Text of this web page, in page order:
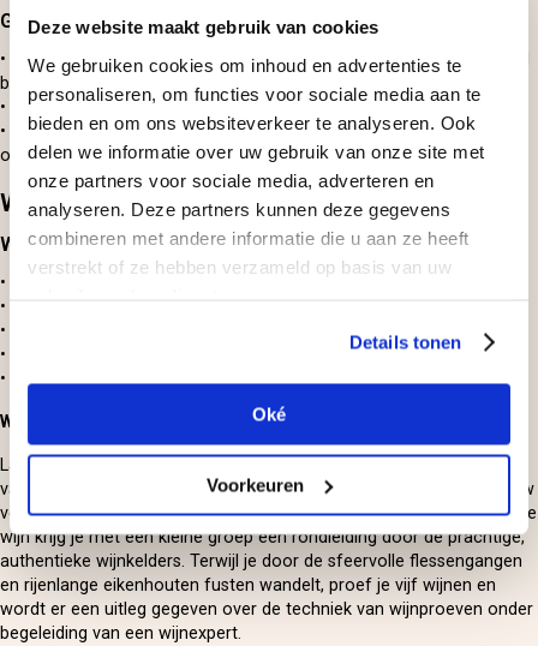
Deze website maakt gebruik van cookies
We gebruiken cookies om inhoud en advertenties te
personaliseren, om functies voor sociale media aan te
bieden en om ons websiteverkeer te analyseren. Ook
delen we informatie over uw gebruik van onze site met
onze partners voor sociale media, adverteren en
analyseren. Deze partners kunnen deze gegevens
combineren met andere informatie die u aan ze heeft
verstrekt of ze hebben verzameld op basis van uw
Details tonen
Oké
Voorkeuren
Goed om te weten
• De boot vertrekt op het afgesproken tijdstip, dus zorg dat je op tijd
bent en rekening houdt met parkeren.
• Aan boord is pinnen niet mogelijk.
• Het advies is om op de grote parkeerplaats te parkeren. Deze ligt
op ongeveer honderd meter afstand van de afvaarsteigers.
Wijnproeven in het Nederlands Wijnmuseum
Wat is er precies te beleven?
• Ontvangst met mousserende wijn
• Een wijnproeverij van 5 wijnen
• Rondleiding door de wijnkelders
• Bezoek aan het wijnmuseum
• Een bijzonder aandenken (per twee personen)
Wijnproeven
Laat je meenemen op een reis door de wondere wereld van de wijn,
van Frankrijk tot aan Argentinië. Na afloop weet je precies waar jouw
voorkeur naar uitgaat. Na ontvangst met een feestelijk mousserende
wijn krijg je met een kleine groep een rondleiding door de prachtige,
authentieke wijnkelders. Terwijl je door de sfeervolle flessengangen
en rijenlange eikenhouten fusten wandelt, proef je vijf wijnen en
wordt er een uitleg gegeven over de techniek van wijnproeven onder
begeleiding van een wijnexpert.